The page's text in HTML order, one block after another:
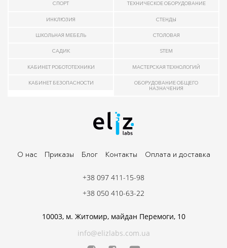
СПОРТ ТЕХНИЧЕСКОЕ ОБОРУДОВАНИЕ
ИНКЛЮЗИЯ СТЕНДЫ
ШКОЛЬНАЯ МЕБЕЛЬ СТОЛОВАЯ
САДИК STEM
КАБИНЕТ РОБОТОТЕХНИКИ МАСТЕРСКАЯ ТЕХНОЛОГИЙ
КАБИНЕТ БЕЗОПАСНОСТИ
ОБОРУДОВАНИЕ ОБЩЕГО
НАЗНАЧЕНИЯ
О нас Приказы Блог Контакты Оплата и доставка
10003, м. Житомир, майдан Перемоги, 10
info@elizlabs.com.ua
+38 097 411-15-98
+38 050 410-63-22